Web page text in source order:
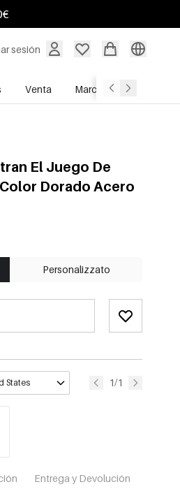
sesión
Venta Marcas
El Juego De
Dorado Acero
Personalizzato
States 1/1
Entrega y Devolución